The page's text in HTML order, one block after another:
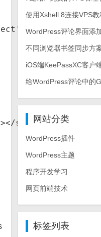
script>
使用Xshell 8连接VPS
WordPress评论界面添
网站分类
WordPress插件
WordPress主题
程序开发学习
网页前端技术
标签列表